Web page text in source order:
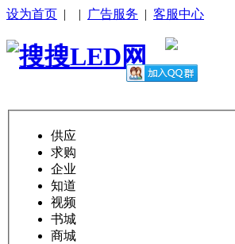
设为首页 | | 广告服务 | 客服中心
供应
求购
企业
知道
视频
书城
商城